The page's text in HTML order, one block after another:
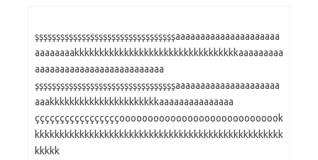
şşşşşşşşşşşşşşşşşşşşşşşşşşşşşşşşşaaaaaaaaaaaaaaaaaaaaa
aaaaaaaakkkkkkkkkkkkkkkkkkkkkkkkkkkkkkkkkaaaaaaaaa
aaaaaaaaaaaaaaaaaaaaaaaaaa
şşşşşşşşşşşşşşşşşşşşşşşşşşşşşşşşşaaaaaaaaaaaaaaaaaaaaa
aaakkkkkkkkkkkkkkkkkkkkkkaaaaaaaaaaaaaaa
çççççççççççççççççooooooooooooooooooooooooooook
kkkkkkkkkkkkkkkkkkkkkkkkkkkkkkkkkkkkkkkkkkkkkkkkkk
kkkkk